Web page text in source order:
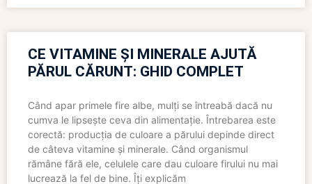
CE VITAMINE ȘI MINERALE AJUTĂ
PĂRUL CĂRUNT: GHID COMPLET
Când apar primele fire albe, mulți se întreabă dacă nu
cumva le lipsește ceva din alimentație. Întrebarea este
corectă: producția de culoare a părului depinde direct
de câteva vitamine și minerale. Când organismul
rămâne fără ele, celulele care dau culoare firului nu mai
lucrează la fel de bine. Îți explicăm